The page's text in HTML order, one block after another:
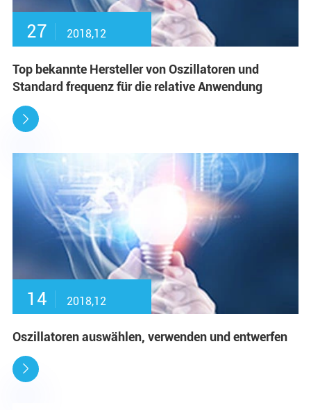
27 2018,12
Top bekannte Hersteller von Oszillatoren und
Standard frequenz für die relative Anwendung

14 2018,12
Oszillatoren auswählen, verwenden und entwerfen
